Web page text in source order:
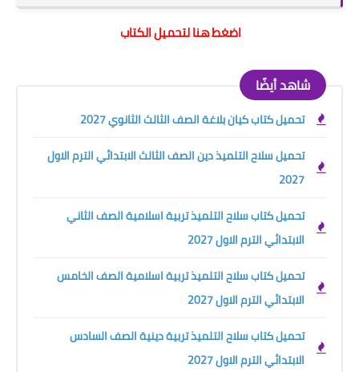
اضغط هنا لتحميل الكتاب
شاهد أيضًا
تحميل كتاب كيان بلاغة الصف الثالث الثانوي 2027
تحميل سلاح التلميذ دين الصف الثالث الابتدائي الترم الاول
2027
تحميل كتاب سلاح التلميذ تربية اسلامية الصف الثاني
الابتدائي الترم الاول 2027
تحميل كتاب سلاح التلميذ تربية اسلامية الصف الخامس
الابتدائي الترم الاول 2027
تحميل كتاب سلاح التلميذ تربية دينية الصف السادس
الابتدائي الترم الاول 2027